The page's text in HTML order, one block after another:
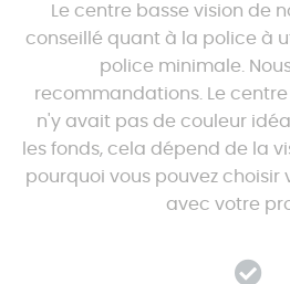
Le centre basse vision de
conseillé quant à la police à
police minimale.
recommandations. Le
n'y avait pas de couleur
les fonds, cela dépend de la
pourquoi vous pouvez choisir
avec votre